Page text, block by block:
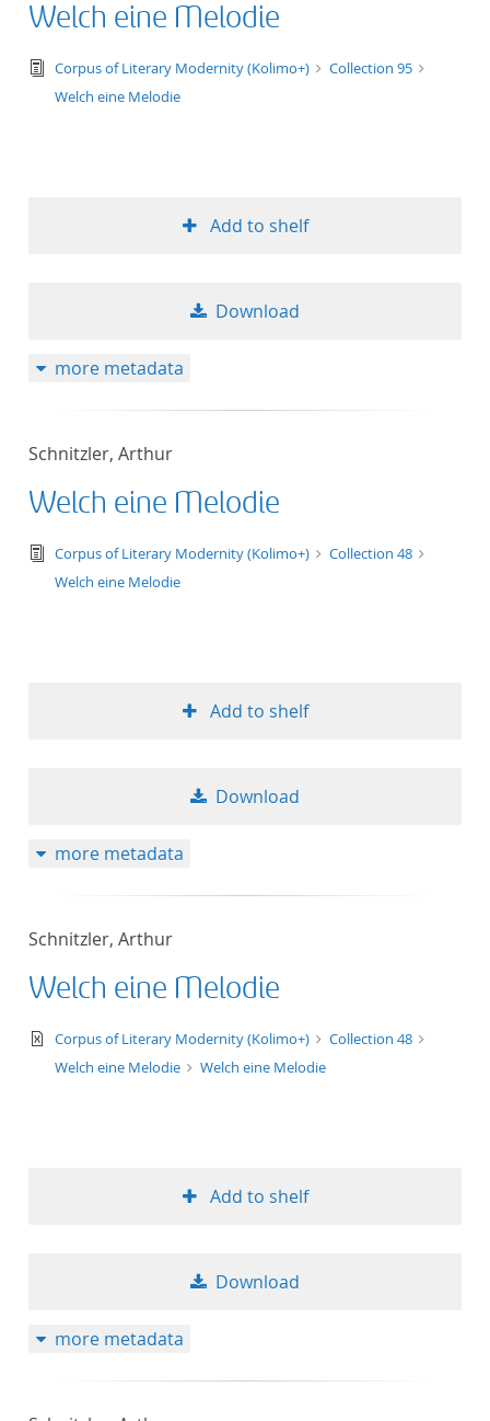
Welch eine Melodie
text/tg.edition+tg.aggregation+xml
Corpus of Literary Modernity (Kolimo+)
Collection 95
Welch eine Melodie
Add to shelf
Download
more metadata
Schnitzler, Arthur
Welch eine Melodie
text/tg.edition+tg.aggregation+xml
Corpus of Literary Modernity (Kolimo+)
Collection 48
Welch eine Melodie
Add to shelf
Download
more metadata
Schnitzler, Arthur
Welch eine Melodie
text/xml
Corpus of Literary Modernity (Kolimo+)
Collection 48
Welch eine Melodie
Welch eine Melodie
Add to shelf
Download
more metadata